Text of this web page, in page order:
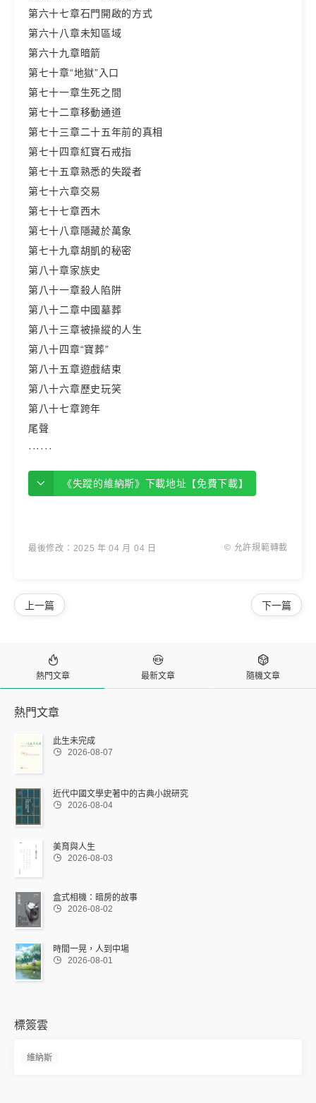
第六十七章石門開啟的方式
第六十八章未知區域
第六十九章暗箭
第七十章“地獄”入口
第七十一章生死之間
第七十二章移動通道
第七十三章二十五年前的真相
第七十四章紅寶石戒指
第七十五章熟悉的失蹤者
第七十六章交易
第七十七章西木
第七十八章隱藏於萬象
第七十九章胡凱的秘密
第八十章家族史
第八十一章殺人陷阱
第八十二章中國墓葬
第八十三章被操縱的人生
第八十四章“寶葬”
第八十五章遊戲結束
第八十六章歷史玩笑
第八十七章跨年
尾聲
······
《失蹤的維納斯》下載地址【免費下載】
最後修改：2025 年 04 月 04 日 © 允許規範轉載
下一篇
上一篇

熱門文章

最新文章

隨機文章
熱門文章
此生未完成
 2026-08-07
近代中國文學史著中的古典小說研究
 2026-08-04
美育與人生
 2026-08-03
盒式相機：暗房的故事
 2026-08-02
時間一晃，人到中場
 2026-08-01
標簽雲
維納斯